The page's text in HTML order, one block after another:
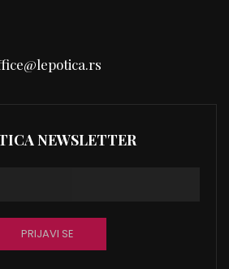
NEWSLETTER